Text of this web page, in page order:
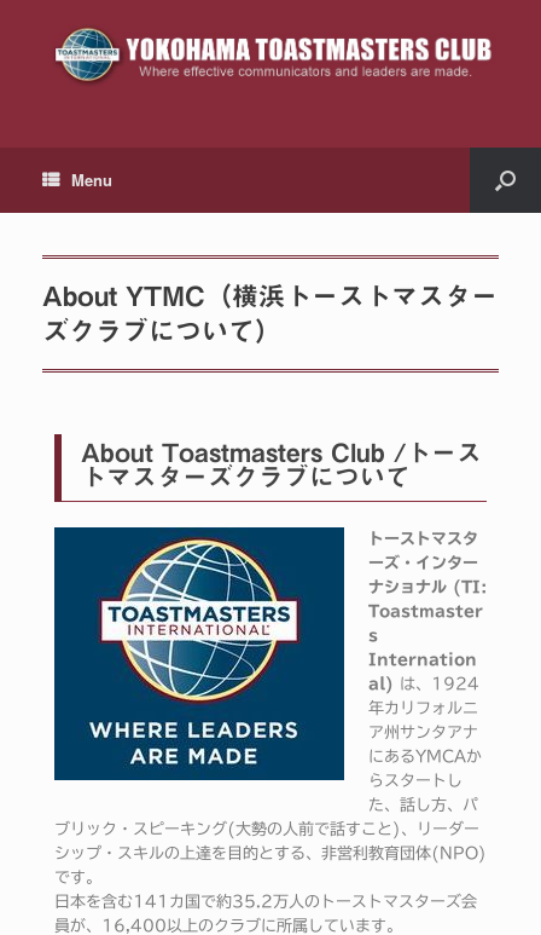
Menu
About YTMC（横浜トーストマスター
ズクラブについて）
About Toastmasters Club /トース
トマスターズクラブについて
トーストマスタ
ーズ・インター
ナショナル (TI:
Toastmaster
s
Internation
al)
は、1924
年カリフォルニ
ア州サンタアナ
にあるYMCAか
らスタートし
た、話し方、パ
ブリック・スピーキング(大勢の人前で話すこと)、リーダー
シップ・スキルの上達を目的とする、非営利教育団体(NPO)
です。
日本を含む141カ国で約35.2万人のトーストマスターズ会
員が、16,400以上のクラブに所属しています。